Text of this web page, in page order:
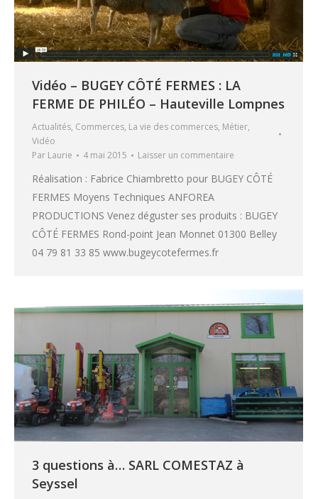
Vidéo – BUGEY CÔTÉ FERMES : LA
FERME DE PHILÉO – Hauteville Lompnes
Actualités, Commerces, La vie des commerces, Métier,
Vidéo
Par Laurie 4 mai 2015 Laisser un commentaire
Réalisation : Fabrice Chiambretto pour BUGEY CÔTÉ
FERMES Moyens Techniques ANFOREA
PRODUCTIONS Venez déguster ses produits : BUGEY
CÔTÉ FERMES Rond-point Jean Monnet 01300 Belley
04 79 81 33 85 www.bugeycotefermes.fr
3 questions à… SARL COMESTAZ à
Seyssel